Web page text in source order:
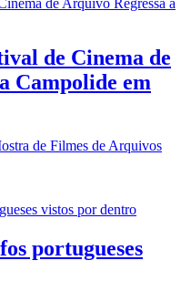
de Cinema de
Campolide em
de Filmes de Arquivos
portugueses